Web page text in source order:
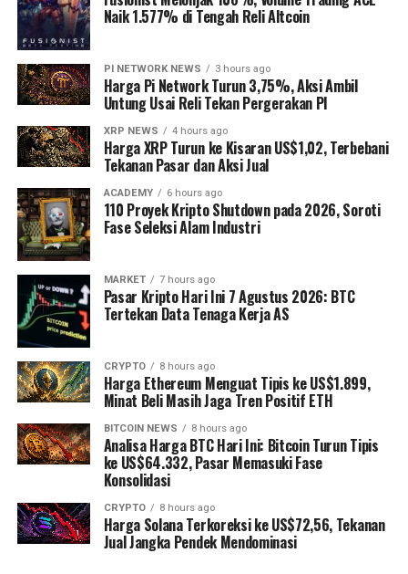
Naik 1.577% di Tengah Reli Altcoin
PI NETWORK NEWS 3 hours ago
Harga Pi Network Turun 3,75%, Aksi Ambil
Untung Usai Reli Tekan Pergerakan PI
XRP NEWS 4 hours ago
Harga XRP Turun ke Kisaran US$1,02, Terbebani
Tekanan Pasar dan Aksi Jual
ACADEMY 6 hours ago
110 Proyek Kripto Shutdown pada 2026, Soroti
Fase Seleksi Alam Industri
MARKET 7 hours ago
Pasar Kripto Hari Ini 7 Agustus 2026: BTC
Tertekan Data Tenaga Kerja AS
CRYPTO 8 hours ago
Harga Ethereum Menguat Tipis ke US$1.899,
Minat Beli Masih Jaga Tren Positif ETH
BITCOIN NEWS 8 hours ago
Analisa Harga BTC Hari Ini: Bitcoin Turun Tipis
ke US$64.332, Pasar Memasuki Fase
Konsolidasi
CRYPTO 8 hours ago
Harga Solana Terkoreksi ke US$72,56, Tekanan
Jual Jangka Pendek Mendominasi